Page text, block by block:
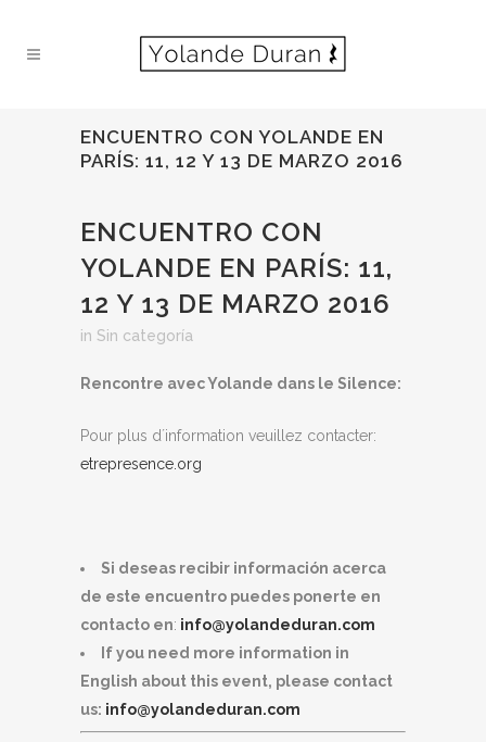
ENCUENTRO CON YOLANDE EN
PARÍS: 11, 12 Y 13 DE MARZO 2016
ENCUENTRO CON
YOLANDE EN PARÍS: 11,
12 Y 13 DE MARZO 2016
in Sin categoría
Rencontre avec Yolande dans le Silence:
Pour plus d´information veuillez contacter:
etrepresence.org
Si deseas recibir información acerca
de este encuentro puedes ponerte en
contacto en: info@yolandeduran.com
If you need more information in
English about this event, please contact
us: info@yolandeduran.com